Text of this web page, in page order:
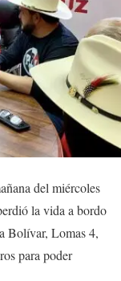
del miércoles
la vida a bordo
Bolívar, Lomas 4,
para poder